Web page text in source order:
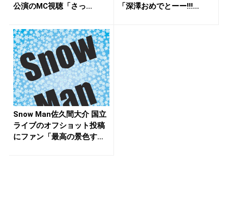
公演のMC視聴「さっ...
「深澤おめでとーー!!!...
Snow Man佐久間大介 国立
ライブのオフショット投稿
にファン「最高の景色す